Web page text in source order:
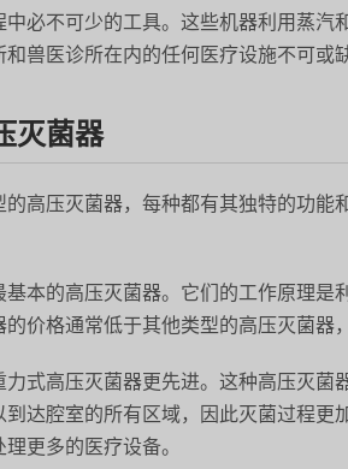
必不可少的工具。这些机器利用蒸
兽医诊所在内的任何医疗设施不可或
灭菌器
高压灭菌器，每种都有其独特的功
本的高压灭菌器。它们的工作原理
价格通常低于其他类型的高压灭菌器
式高压灭菌器更先进。这种高压灭
达腔室的所有区域，因此灭菌过程
更多的医疗设备。